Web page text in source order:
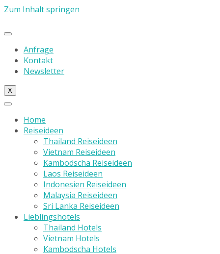
Zum Inhalt springen
Anfrage
Kontakt
Newsletter
X
Home
Reiseideen
Thailand Reiseideen
Vietnam Reiseideen
Kambodscha Reiseideen
Laos Reiseideen
Indonesien Reiseideen
Malaysia Reiseideen
Sri Lanka Reiseideen
Lieblingshotels
Thailand Hotels
Vietnam Hotels
Kambodscha Hotels